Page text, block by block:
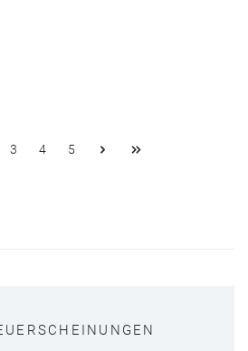
3 4 5